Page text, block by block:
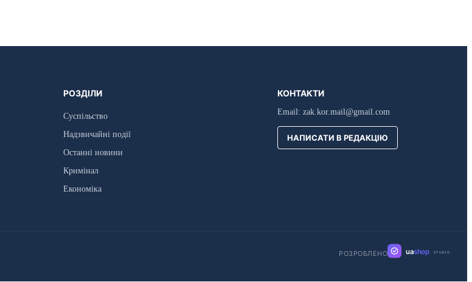
РОЗДІЛИ
Суспільство
Надзвичайні події
Останні новини
Кримінал
Економіка
КОНТАКТИ
Email: zak.kor.mail@gmail.com
НАПИСАТИ В РЕДАКЦІЮ
РОЗРОБЛЕНО uashop STUDIO